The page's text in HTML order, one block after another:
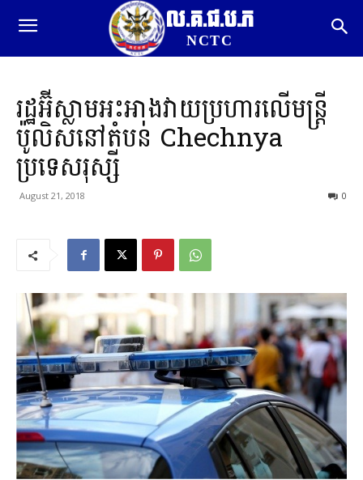
ល.គ.ជ.ប.ភ
NCTC
រដ្ឋអ៊ីស្លាមអះអាងវាយប្រហារលើមន្រ្តី
ប៉ូលិសនៅតំបន់ Chechnya
ប្រទេសរុស្សី
August 21, 2018 0